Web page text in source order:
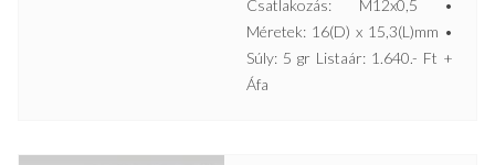
Csatlakozás: M12x0,5 •
Méretek: 16(D) x 15,3(L)mm •
Súly: 5 gr Listaár: 1.640.- Ft +
Áfa